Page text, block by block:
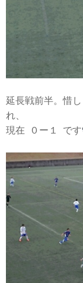
延長戦前半。惜
れ、
現在 ０ー１ です